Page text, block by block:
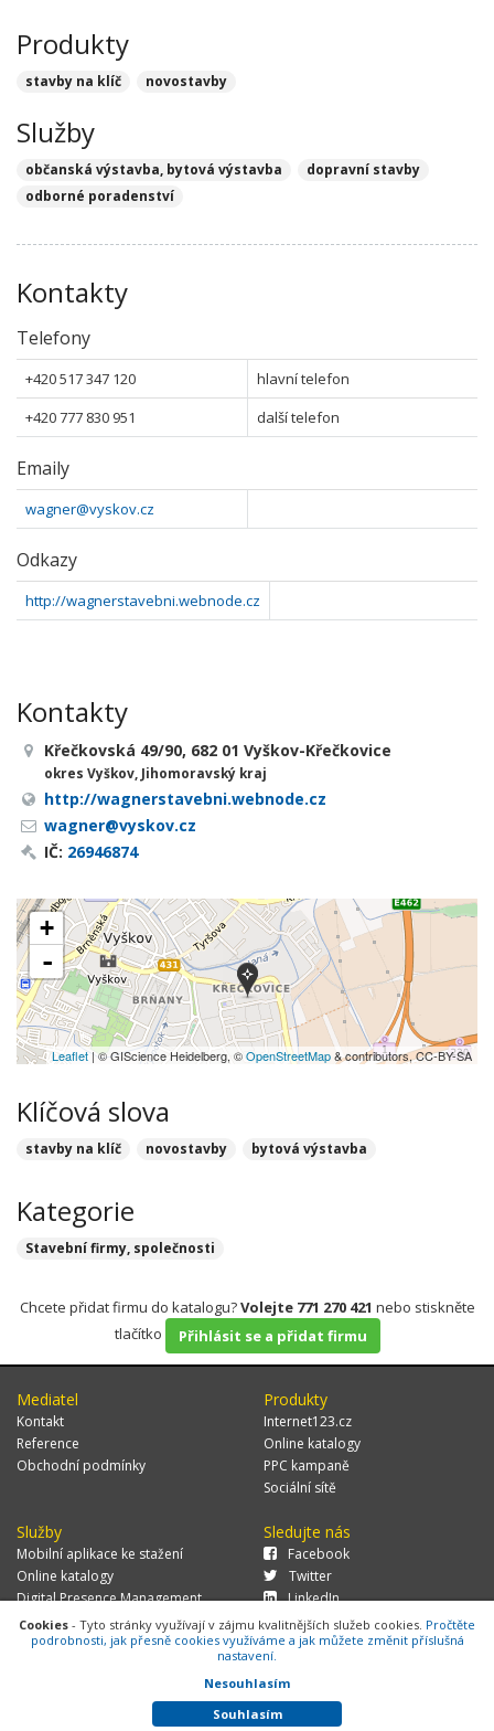
Produkty
stavby na klíč novostavby
Služby
občanská výstavba, bytová výstavba
dopravní stavby
odborné poradenství
Kontakty
Telefony
+420 517 347 120
hlavní telefon
+420 777 830 951
další telefon
Emaily
wagner@vyskov.cz
Odkazy
http://wagnerstavebni.webnode.cz
Kontakty
Křečkovská 49/90, 682 01 Vyškov-Křečkovice
okres Vyškov, Jihomoravský kraj
http://wagnerstavebni.webnode.cz
wagner@vyskov.cz
IČ: 26946874
+
-
Leaflet| © GIScience Heidelberg, ©OpenStreetMap& contributors, CC-BY-SA
Klíčová slova
stavby na klíč novostavby bytová výstavba
Kategorie
Stavební firmy, společnosti
Chcete přidat firmu do katalogu?Volejte 771 270 421 nebo stiskněte
tlačítko
Přihlásit se a přidat firmu
Mediatel
Kontakt
Reference
Obchodní podmínky
Produkty
Internet123.cz
Online katalogy
PPC kampaně
Sociální sítě
Služby
Mobilní aplikace ke stažení
Online katalogy
Digital Presence Management
Více zákazníků
Sledujte nás
Facebook
Twitter
LinkedIn
© 2026 MEDIATEL CZ, s.r.o.,Za Potokem 46/4, 106 00 Praha 10, tel.:
+420 771 270 421, verze 1.29.0.143,
Cookies
Cookies - Tyto stránky využívají v zájmu kvalitnějších služeb cookies. Pročtěte
podrobnosti, jak přesně cookies využíváme a jak můžete změnit příslušná
nastavení.
Nesouhlasím
Souhlasím